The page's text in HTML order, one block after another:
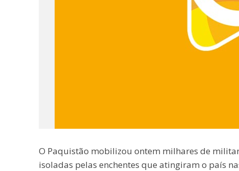
O Paquistão mobilizou ontem milhares de
isoladas pelas enchentes que atingiram o país